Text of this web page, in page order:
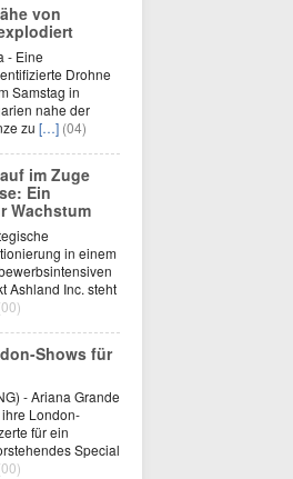
von
- Eine
Drohne
Samstag in
nahe der
zu […] (04)
im Zuge
Ein
Wachstum
in einem
Ashland Inc. steht
Shows für
- Ariana Grande
London-
für ein
Special